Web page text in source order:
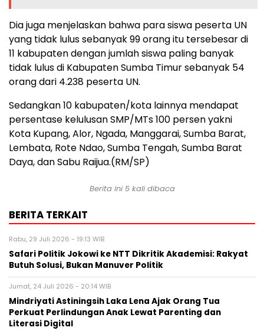
Dia juga menjelaskan bahwa para siswa peserta UN
yang tidak lulus sebanyak 99 orang itu tersebesar di
11 kabupaten dengan jumlah siswa paling banyak
tidak lulus di Kabupaten Sumba Timur sebanyak 54
orang dari 4.238 peserta UN.
Sedangkan 10 kabupaten/kota lainnya mendapat
persentase kelulusan SMP/MTs 100 persen yakni
Kota Kupang, Alor, Ngada, Manggarai, Sumba Barat,
Lembata, Rote Ndao, Sumba Tengah, Sumba Barat
Daya, dan Sabu Raijua.(RM/SP)
Berita ini 5 kali dibaca
BERITA TERKAIT
Rabu, 29 Juli 2026 - 19:13 WIB
Safari Politik Jokowi ke NTT Dikritik Akademisi: Rakyat
Butuh Solusi, Bukan Manuver Politik
Jumat, 24 Juli 2026 - 20:14 WIB
Mindriyati Astiningsih Laka Lena Ajak Orang Tua
Perkuat Perlindungan Anak Lewat Parenting dan
Literasi Digital